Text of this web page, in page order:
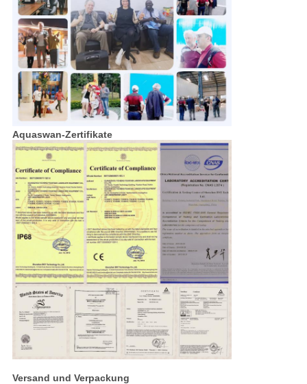
Aquaswan-Zertifikate
Versand und Verpackung